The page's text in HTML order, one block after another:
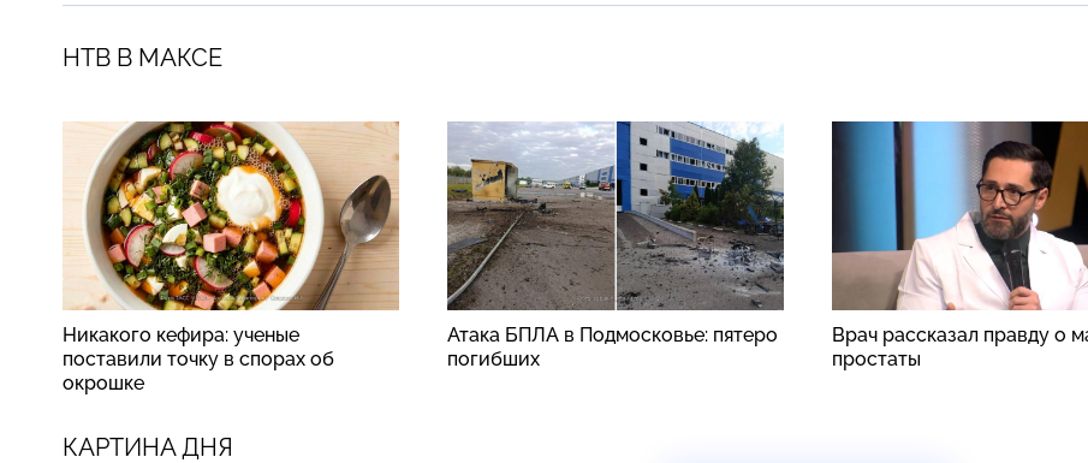
НТВ В МАКСЕ
Никакого кефира: ученые
поставили точку в спорах об
окрошке
Атака БПЛА в Подмосковье: пятеро
погибших
Врач рассказал правду о
простаты
КАРТИНА ДНЯ